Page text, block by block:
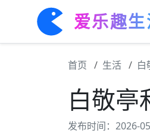
爱乐趣生
首页 生活 白
白敬亭
发布时间：2026-